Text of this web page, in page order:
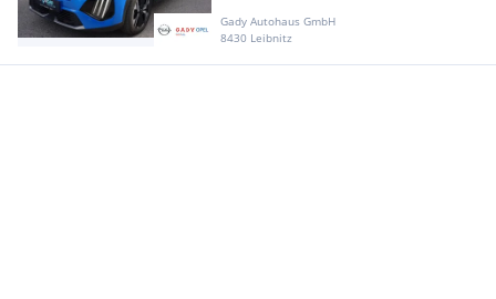
Gady Autohaus GmbH
8430 Leibnitz